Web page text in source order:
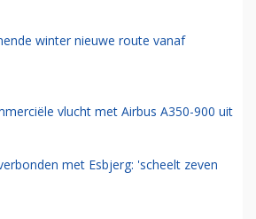
winter nieuwe route vanaf
vlucht met Airbus A350-900 uit
met Esbjerg: 'scheelt zeven